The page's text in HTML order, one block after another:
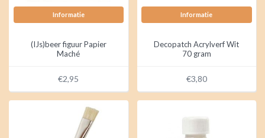
Informatie
(IJs)beer figuur Papier
Maché
€2,95
Informatie
Decopatch Acrylverf Wit
70 gram
€3,80